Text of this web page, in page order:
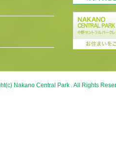
Nakano Central Park . All Rights